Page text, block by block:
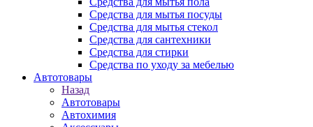
Средства для мытья посуды
Средства для мытья стекол
Средства для сантехники
Средства для стирки
Средства по уходу за мебелью
Автотовары
Назад
Автотовары
Автохимия